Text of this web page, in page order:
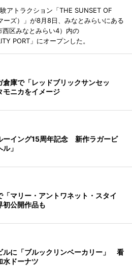
アトラクション「THE SUNSET OF
ーズ）」が8月8日、みなとみらいにある
区みなとみらい4）内の
PORT」にオープンした。
倉庫で「レッドブリックサンセッ
モニカをイメージ
ーイング15周年記念 新作ラガービ
」
「マリー・アントワネット・スタイ
公開作品も
ルに「ブルックリンベーカリー」 看
水ドーナツ